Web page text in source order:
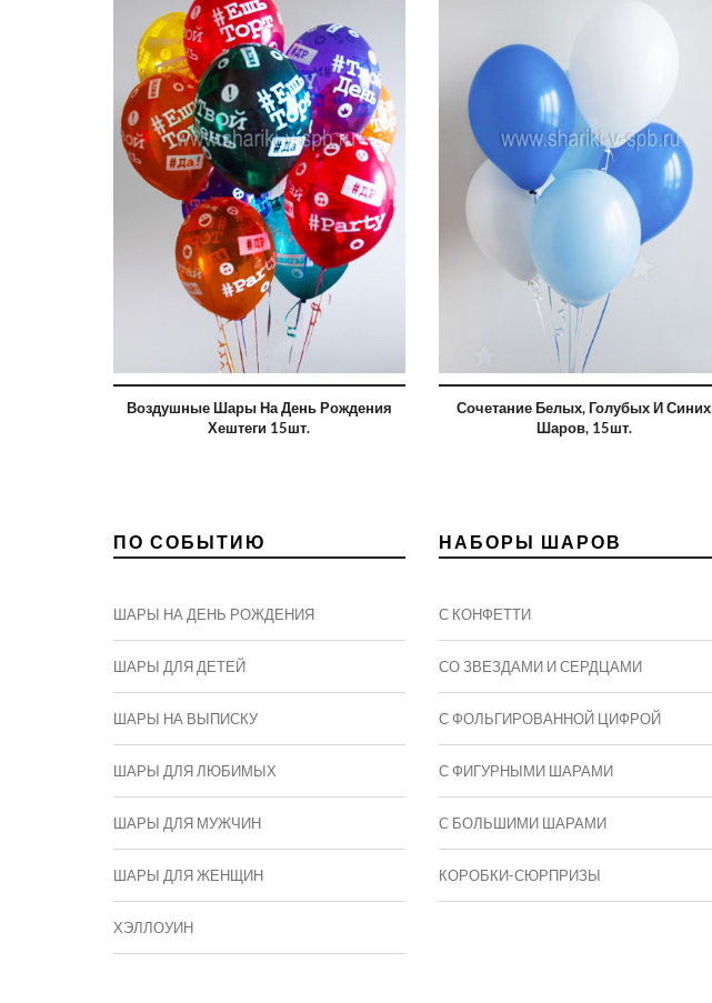
Воздушные Шары На День Рождения
Хештеги 15шт.
Сочетание Белых, Голубых И Синих
Шаров, 15шт.
ПО СОБЫТИЮ
ШАРЫ НА ДЕНЬ РОЖДЕНИЯ
ШАРЫ ДЛЯ ДЕТЕЙ
ШАРЫ НА ВЫПИСКУ
ШАРЫ ДЛЯ ЛЮБИМЫХ
ШАРЫ ДЛЯ МУЖЧИН
ШАРЫ ДЛЯ ЖЕНЩИН
ХЭЛЛОУИН
НАБОРЫ ШАРОВ
С КОНФЕТТИ
СО ЗВЕЗДАМИ И СЕРДЦАМИ
С ФОЛЬГИРОВАННОЙ ЦИФРОЙ
С ФИГУРНЫМИ ШАРАМИ
C БОЛЬШИМИ ШАРАМИ
КОРОБКИ-СЮРПРИЗЫ